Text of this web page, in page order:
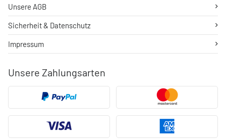
Unsere Zahlungsarten
Unsere AGB
Sicherheit & Datenschutz
Impressum